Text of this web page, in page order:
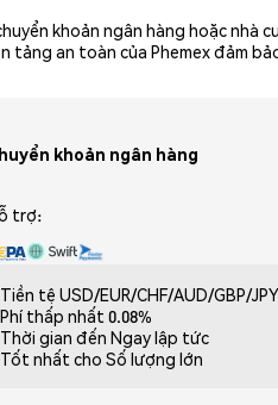
khoản ngân hàng hoặc nhà
an toàn của Phemex đảm
khoản ngân hàng
trợ:
Tiền tệ USD/EUR/CHF/AUD/GBP/JPY
Phí thấp nhất 0.08%
Thời gian đến Ngay lập tức
Tốt nhất cho Số lượng lớn